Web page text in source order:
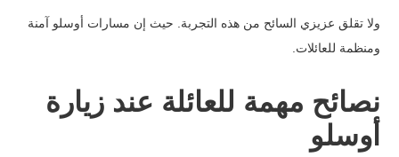
ولا تقلق عزيزي السائح من هذه التجربة. حيث إن مسارات أوسلو آمنة
ومنظمة للعائلات.
نصائح مهمة للعائلة عند زيارة
أوسلو